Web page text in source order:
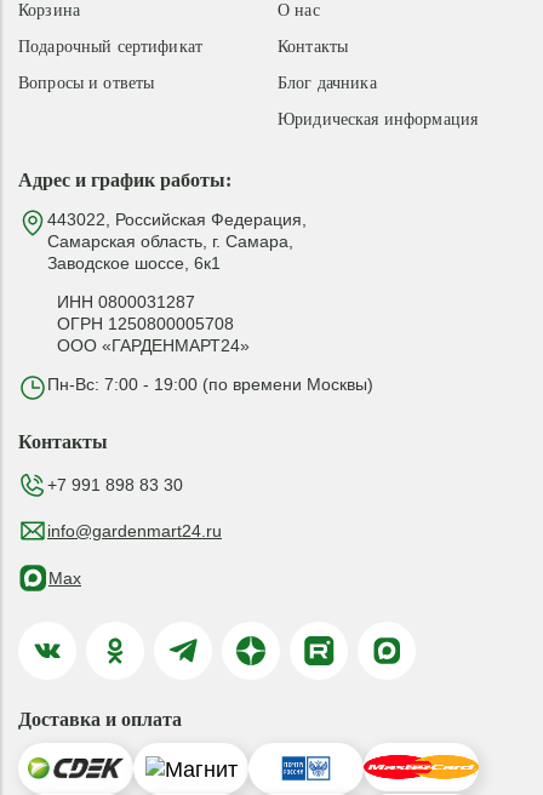
Адрес и график работы:
443022, Российская Федерация,
Самарская область, г. Самара,
Заводское шоссе, 6к1
ИНН 0800031287
ОГРН 1250800005708
ООО «ГАРДЕНМАРТ24»
Пн-Вс: 7:00 - 19:00 (по времени Москвы)
О нас
Контакты
Блог дачника
Юридическая информация
Корзина
Подарочный сертификат
Вопросы и ответы
Контакты
+7 991 898 83 30
info@gardenmart24.ru
Max
Доставка и оплата